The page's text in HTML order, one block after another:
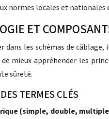
normes locales et nationales
ET
dans les schémas de
mieux appréhender les
sûreté.
TERMES CLÉS
(simple, double,